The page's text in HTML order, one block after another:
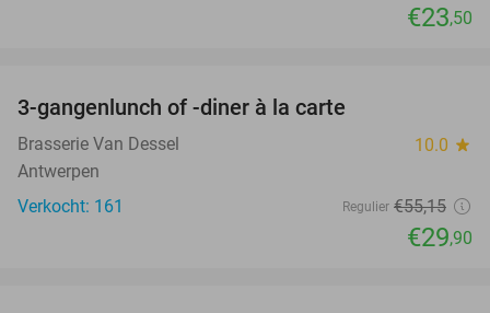
€23,50
3-gangenlunch of -diner à la carte
Brasserie Van Dessel 10.0 star
Antwerpen
Verkocht: 161
Regulier €55,15
€29,90